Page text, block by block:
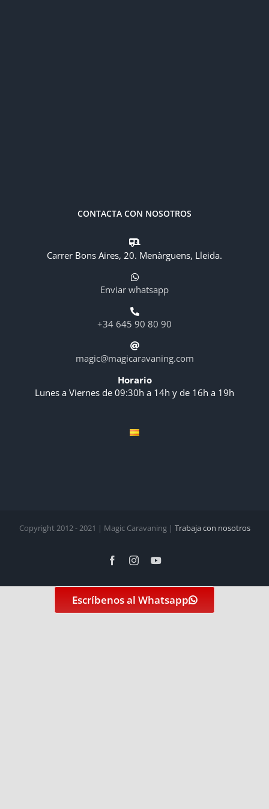
CONTACTA CON NOSOTROS
Carrer Bons Aires, 20. Menàrguens, Lleida.
Enviar whatsapp
+34 645 90 80 90
magic@magicaravaning.com
Horario
Lunes a Viernes de 09:30h a 14h y de 16h a 19h
Copyright 2012 - 2021 | Magic Caravaning | Trabaja con nosotros
FacebookInstagramYouTube
Escríbenos al Whatsapp